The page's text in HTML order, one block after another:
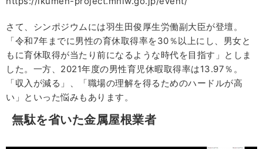
さて、シンポジウムには羽生田俊厚生労働副大臣が登壇。
「令和7年までに男性の育休取得率を30％以上にし、男女と
もに育休取得が当たり前になるような時代を目指す」としま
した。一方、2021年度の男性育児休暇取得率は13.97％。
「収入が減る」、「職場の理解を得るためのハードルが高
い」といった悩みもあります。
無駄を省いた金属屋根業者